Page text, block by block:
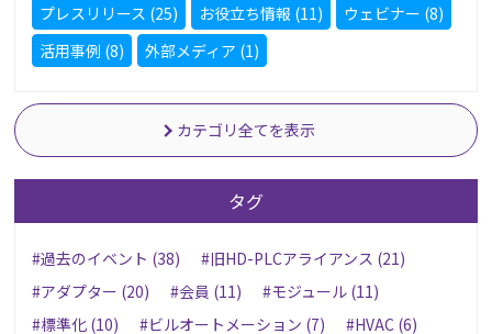
プレスリリース (25)
お役立ち情報 (11)
ウェビナー (8)
活用事例 (8)
外部メディア (1)
カテゴリ全てを表示
タグ
#過去のイベント (38)
#旧HD-PLCアライアンス (21)
#アダプター (20)
#会員 (11)
#モジュール (11)
#標準化 (10)
#ビルオートメーション (7)
#HVAC (6)